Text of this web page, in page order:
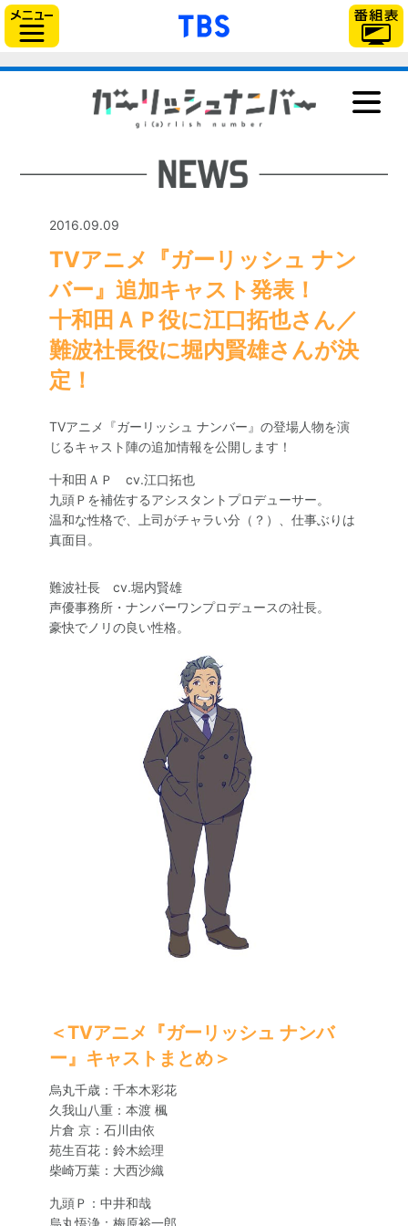
「TBSテレビ」トップ
NEWS
ONAIR
STAFF＆CAST
Blu-ray＆DVD
GOODS
MUSIC
2016.09.09
TVアニメ『ガーリッシュ ナン
バー』追加キャスト発表！
十和田ＡＰ役に江口拓也さん／
難波社長役に堀内賢雄さんが決
定！
TVアニメ『ガーリッシュ ナンバー』の登場人物を演
じるキャスト陣の追加情報を公開します！
十和田ＡＰ cv.江口拓也
九頭Ｐを補佐するアシスタントプロデューサー。
温和な性格で、上司がチャラい分（？）、仕事ぶりは
真面目。
難波社長 cv.堀内賢雄
声優事務所・ナンバーワンプロデュースの社長。
豪快でノリの良い性格。
＜TVアニメ『ガーリッシュ ナンバ
ー』キャストまとめ＞
烏丸千歳：千本木彩花
久我山八重：本渡 楓
片倉 京：石川由依
苑生百花：鈴木絵理
柴崎万葉：大西沙織
九頭Ｐ：中井和哉
烏丸悟浄：梅原裕一郎